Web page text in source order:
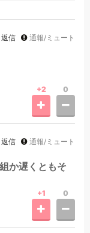
返信 通報/ミュート
+2 0
返信 通報/ミュート
か遅くともそ
+1 0